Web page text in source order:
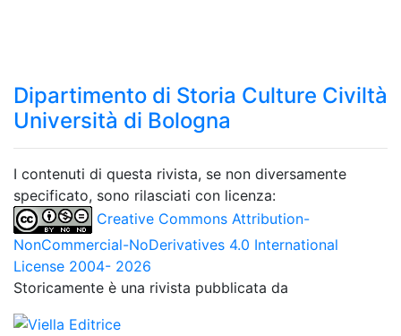
Dipartimento di Storia Culture Civiltà
Università di Bologna
I contenuti di questa rivista, se non diversamente
specificato, sono rilasciati con licenza:
Creative Commons Attribution-
NonCommercial-NoDerivatives 4.0 International
License 2004- 2026
Storicamente è una rivista pubblicata da